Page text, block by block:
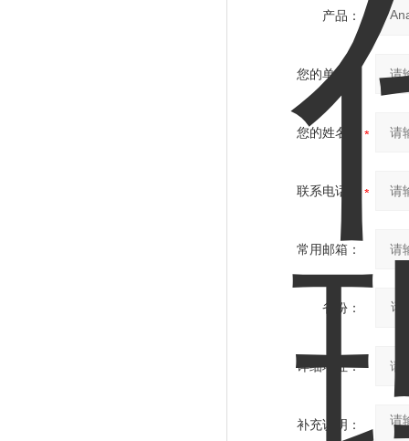
产品：
您的单位：
您的姓名：
联系电话：
常用邮箱：
省份：
详细地址：
补充说明：